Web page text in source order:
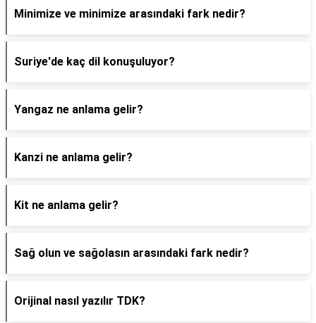
Minimize ve minimize arasındaki fark nedir?
Suriye'de kaç dil konuşuluyor?
Yangaz ne anlama gelir?
Kanzi ne anlama gelir?
Kit ne anlama gelir?
Sağ olun ve sağolasın arasındaki fark nedir?
Orijinal nasıl yazılır TDK?